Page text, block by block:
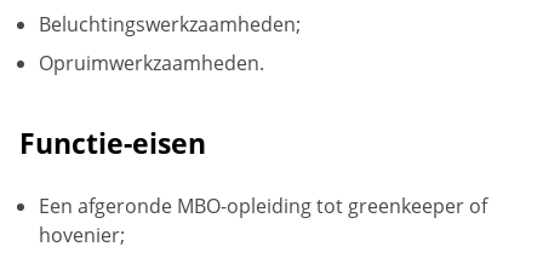
Beluchtingswerkzaamheden;
Opruimwerkzaamheden.
Functie-eisen
Een afgeronde MBO-opleiding tot greenkeeper of
hovenier;